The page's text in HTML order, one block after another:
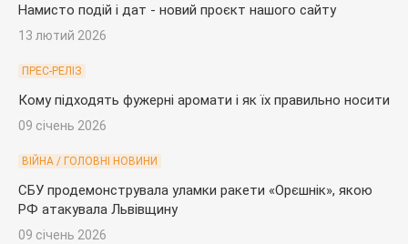
Намисто подій і дат - новий проєкт нашого сайту
13 лютий 2026
ПРЕС-РЕЛІЗ
Кому підходять фужерні аромати і як їх правильно носити
09 січень 2026
ВІЙНА / ГОЛОВНІ НОВИНИ
СБУ продемонструвала уламки ракети «Орєшнік», якою
РФ атакувала Львівщину
09 січень 2026